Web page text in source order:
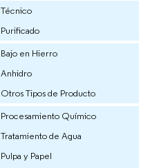
Técnico
Purificado
Bajo en Hierro
Anhidro
Otros Tipos de Producto
Procesamiento Químico
Tratamiento de Agua
Pulpa y Papel